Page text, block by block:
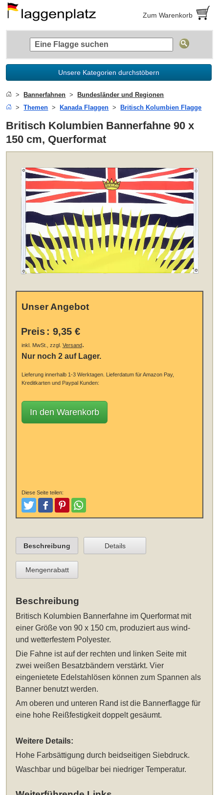
Zum Warenkorb
Unsere Kategorien durchstöbern
Bannerfahnen
Bundesländer und Regionen
Themen
Kanada Flaggen Britisch Kolumbien Flagge
Britisch Kolumbien Bannerfahne 90 x
150 cm, Querformat
Unser Angebot
Preis : 9,35 €
inkl. MwSt., zzgl. Versand.
Nur noch 2 auf Lager.
Lieferung innerhalb 1-3 Werktagen.
Lieferdatum für Amazon Pay,
Kreditkarten und Paypal Kunden:
In den Warenkorb
Diese Seite teilen:
TweetenPostenPinterestTeilen
Beschreibung Details
Mengenrabatt
Beschreibung
Britisch Kolumbien Bannerfahne im Querformat mit
einer Größe von 90 x 150 cm, produziert aus wind-
und wetterfestem Polyester.
Die Fahne ist auf der rechten und linken Seite mit
zwei weißen Besatzbändern verstärkt. Vier
eingenietete Edelstahlösen können zum Spannen als
Banner benutzt werden.
Am oberen und unteren Rand ist die Bannerflagge für
eine hohe Reißfestigkeit doppelt gesäumt.
Weitere Details:
Hohe Farbsättigung durch beidseitigen Siebdruck.
Waschbar und bügelbar bei niedriger Temperatur.